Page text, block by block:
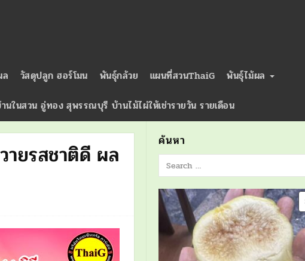
ล วัสดุปลูก ฮอร์โมน พันธุ์กล้วย แผนที่สวนThaiG
พันธุ์ไม้ผล
นในสวน อู่ทอง สุพรรณบุรี บ้านไม้ไผ่ให้เช่ารายวัน รายเดือน
ยรสชาติดี ผล ค้นหา